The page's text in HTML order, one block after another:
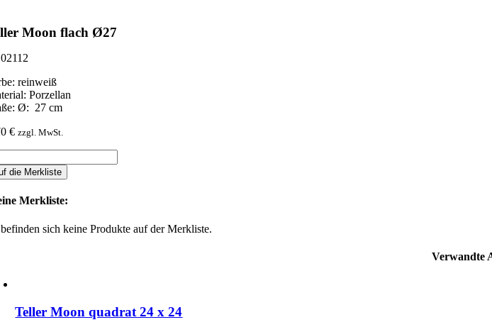
Moon flach Ø27
reinweiß
Porzellan
Ø: 27 cm
€ zzgl. MwSt.
die Merkliste
Merkliste:
sich keine Produkte auf der Merkliste.
Verwandte
Teller Moon quadrat 24 x 24